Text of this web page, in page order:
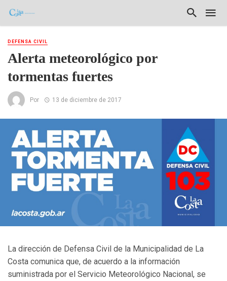
DEFENSA CIVIL
Alerta meteorológico por
tormentas fuertes
Por 13 de diciembre de 2017
La dirección de Defensa Civil de la Municipalidad de La
Costa comunica que, de acuerdo a la información
suministrada por el Servicio Meteorológico Nacional, se